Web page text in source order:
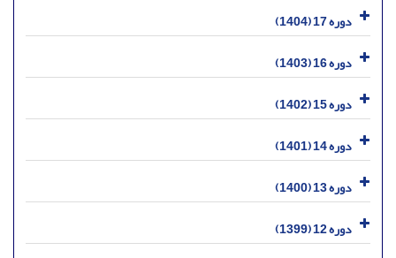
دوره 17 (1404)
دوره 16 (1403)
دوره 15 (1402)
دوره 14 (1401)
دوره 13 (1400)
دوره 12 (1399)